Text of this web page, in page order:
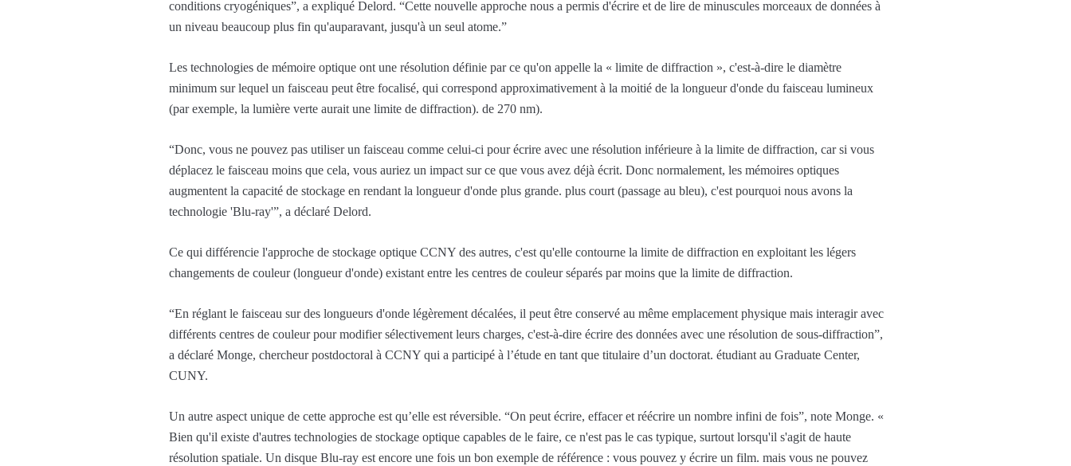
conditions cryogéniques”, a expliqué Delord. “Cette nouvelle approche nous a permis d'écrire et de lire de minuscules morceaux de données à
un niveau beaucoup plus fin qu'auparavant, jusqu'à un seul atome.”
Les technologies de mémoire optique ont une résolution définie par ce qu'on appelle la « limite de diffraction », c'est-à-dire le diamètre
minimum sur lequel un faisceau peut être focalisé, qui correspond approximativement à la moitié de la longueur d'onde du faisceau lumineux
(par exemple, la lumière verte aurait une limite de diffraction). de 270 nm).
“Donc, vous ne pouvez pas utiliser un faisceau comme celui-ci pour écrire avec une résolution inférieure à la limite de diffraction, car si vous
déplacez le faisceau moins que cela, vous auriez un impact sur ce que vous avez déjà écrit. Donc normalement, les mémoires optiques
augmentent la capacité de stockage en rendant la longueur d'onde plus grande. plus court (passage au bleu), c'est pourquoi nous avons la
technologie 'Blu-ray'”, a déclaré Delord.
Ce qui différencie l'approche de stockage optique CCNY des autres, c'est qu'elle contourne la limite de diffraction en exploitant les légers
changements de couleur (longueur d'onde) existant entre les centres de couleur séparés par moins que la limite de diffraction.
“En réglant le faisceau sur des longueurs d'onde légèrement décalées, il peut être conservé au même emplacement physique mais interagir avec
différents centres de couleur pour modifier sélectivement leurs charges, c'est-à-dire écrire des données avec une résolution de sous-diffraction”,
a déclaré Monge, chercheur postdoctoral à CCNY qui a participé à l’étude en tant que titulaire d’un doctorat. étudiant au Graduate Center,
CUNY.
Un autre aspect unique de cette approche est qu’elle est réversible. “On peut écrire, effacer et réécrire un nombre infini de fois”, note Monge. «
Bien qu'il existe d'autres technologies de stockage optique capables de le faire, ce n'est pas le cas typique, surtout lorsqu'il s'agit de haute
résolution spatiale. Un disque Blu-ray est encore une fois un bon exemple de référence : vous pouvez y écrire un film. mais vous ne pouvez